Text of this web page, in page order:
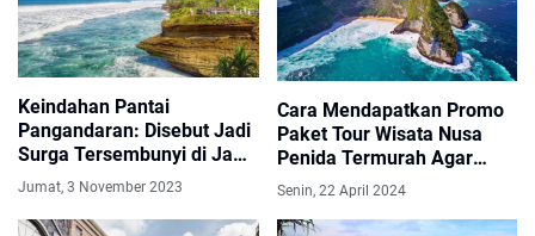
Keindahan Pantai
Pangandaran: Disebut Jadi
Surga Tersembunyi di Jawa
Barat, Bisa Ngapain Aja?
Jumat, 3 November 2023
Cara Mendapatkan Promo
Paket Tour Wisata Nusa
Penida Termurah Agar
Liburan Lebih Hemat
Senin, 22 April 2024